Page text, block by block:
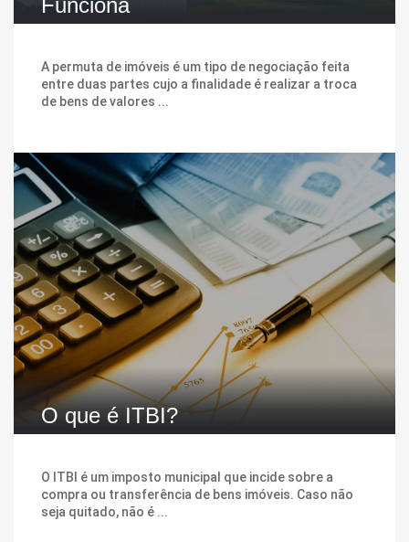
Funciona
A permuta de imóveis é um tipo de negociação feita
entre duas partes cujo a finalidade é realizar a troca
de bens de valores ...
O que é ITBI?
O ITBI é um imposto municipal que incide sobre a
compra ou transferência de bens imóveis. Caso não
seja quitado, não é ...